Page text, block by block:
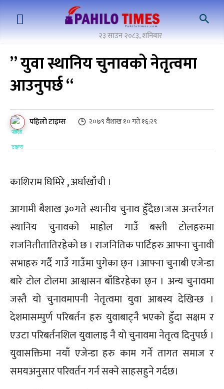
२३ साउन २०८३, शनिबार
” युवा स्थानिय चुनावको नेतृत्वमा
आउनुपर्छ “
पहिलो टाइम्स २०७९ वैशाख १० गते १६:२९
काशिराम घिमिरे , अर्घाखाँची ।
आगामी बैशाख ३०गते स्थानीय चुनाव हुँदैछ।जस अन्तर्रगत
स्थानिय चुनावको माहोल गाउँ बस्ती टोलहरुमा
राजनितीतातिरहेको छ । राजनितिक पार्टिहरु आफ्ना चुनावी
सभाहरु गर्दै गाउँ गाउँमा पुगेका छ्न ।आफ्ना चुनाबी एजेन्डा
बारे टोल टोलमा आश्वासन बाँडिरहेका छ्न । अन्य चुनावमा
जस्तै यो चुनावमापनी नेतृत्वमा युवा आबस्य देखिन्छ ।
देशमासम्पुर्ण परिबर्तन हरु युवाबाट्नै भएको हुँदा सक्षम र
एउटा परिबर्तनशिल युवालाइ नै यो चुनावमा नेतृत्व दिनुपर्छ ।
युवासक्तिमा नयाँ एजेन्डा हरु काम गर्ने तागत समाज र
समयअनुसार परिवर्तन गर्न सक्ने साहसहुने गर्दछ।